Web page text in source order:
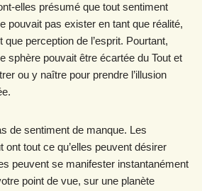
elles présumé que tout sentiment
pouvait pas exister en tant que réalité,
perception de l’esprit. Pourtant,
sphère pouvait être écartée du Tout et
ou y naître pour prendre l’illusion
de sentiment de manque. Les
ont tout ce qu’elles peuvent désirer
peuvent se manifester instantanément
point de vue, sur une planète